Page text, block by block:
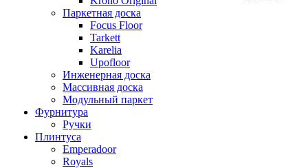
Паркетная доска
Focus Floor
Tarkett
Karelia
Upofloor
Инженерная доска
Массивная доска
Модульный паркет
Фурнитура
Ручки
Плинтуса
Emperadoor
Royals